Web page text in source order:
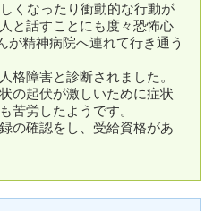
くなったり衝動的な行動が
と話すことにも度々恐怖心
が精神病院へ連れて行き通う
格障害と診断されました。
の起伏が激しいために症状
苦労したようです。
の確認をし、受給資格があ